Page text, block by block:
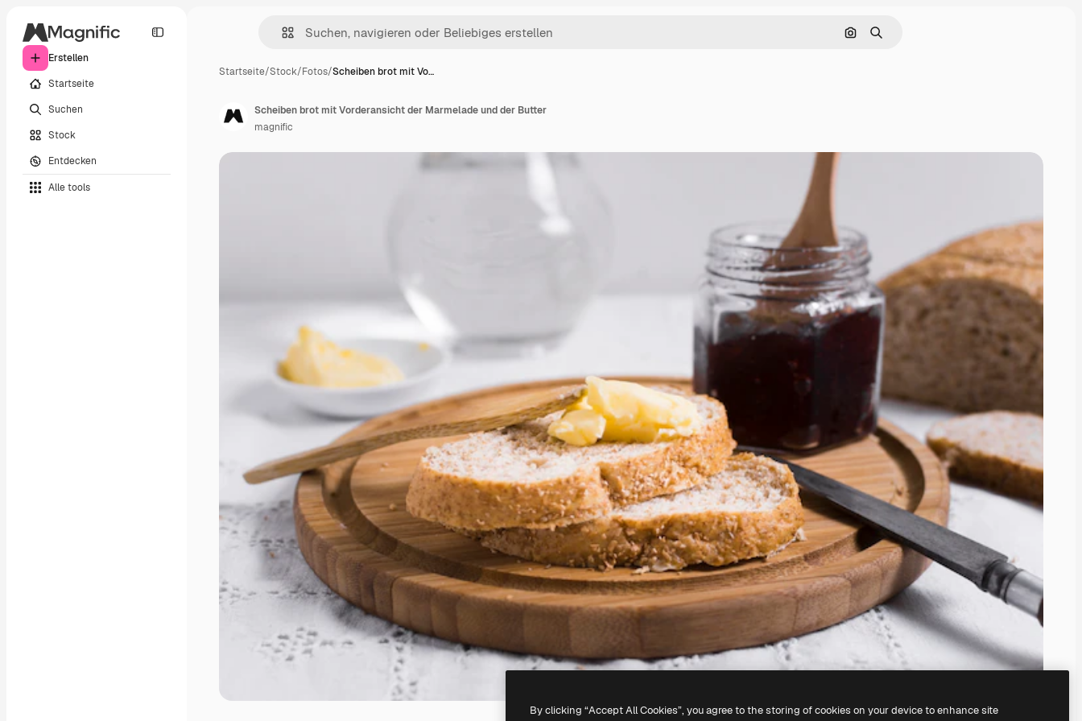
Erstellen
Startseite
Suchen
Stock
Entdecken
Alle tools
Nach Bild suchen
Suchen
Startseite/Stock/Fotos/Scheiben brot mit Vo…
Scheiben brot mit Vorderansicht der Marmelade und der Butter
magnific
By clicking “Accept All Cookies”, you agree to the storing of cookies on your device to enhance site